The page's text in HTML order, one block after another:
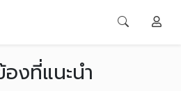
งที่แนะนำ